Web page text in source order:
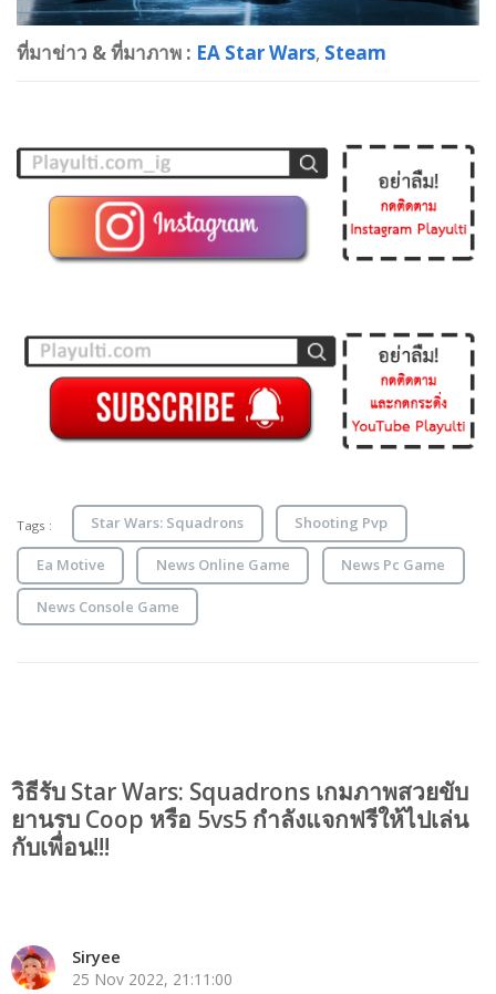
ที่มาข่าว & ที่มาภาพ : EA Star Wars, Steam
Tags : Star Wars: Squadrons Shooting Pvp
Ea Motive News Online Game News Pc Game
News Console Game
วิธีรับ Star Wars: Squadrons เกมภาพสวยขับ
ยานรบ Coop หรือ 5vs5 กำลังแจกฟรีให้ไปเล่น
กับเพื่อน!!!
Siryee
25 Nov 2022, 21:11:00